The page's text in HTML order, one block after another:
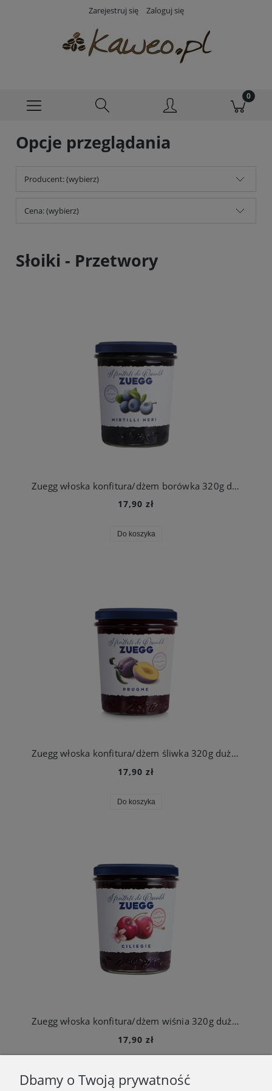
Zarejestruj się Zaloguj się
Opcje przeglądania
Producent: (wybierz)
Cena: (wybierz)
Słoiki - Przetwory
Zuegg włoska konfitura/dżem borówka 320g duży słoik
17,90 zł
Do koszyka
Zuegg włoska konfitura/dżem śliwka 320g duży słoik
17,90 zł
Do koszyka
Zuegg włoska konfitura/dżem wiśnia 320g duży słoik
17,90 zł
Dbamy o Twoją prywatność